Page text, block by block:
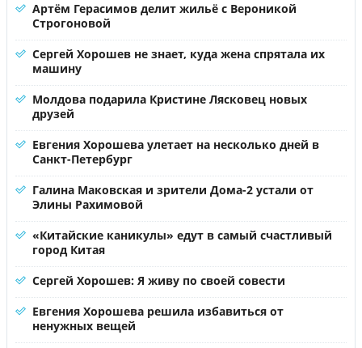
Артём Герасимов делит жильё с Вероникой
Строгоновой
Сергей Хорошев не знает, куда жена спрятала их
машину
Молдова подарила Кристине Лясковец новых
друзей
Евгения Хорошева улетает на несколько дней в
Санкт-Петербург
Галина Маковская и зрители Дома-2 устали от
Элины Рахимовой
«Китайские каникулы» едут в самый счастливый
город Китая
Сергей Хорошев: Я живу по своей совести
Евгения Хорошева решила избавиться от
ненужных вещей